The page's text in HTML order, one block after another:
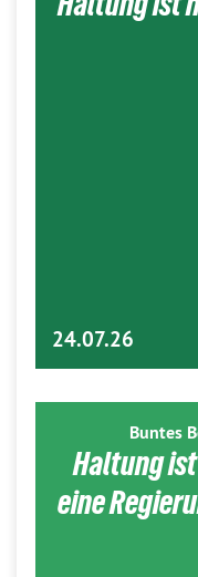
24.07.26
Buntes
Haltung
eine